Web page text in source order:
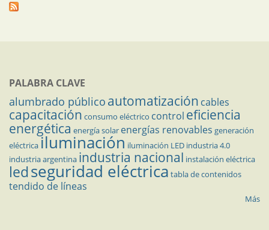
PALABRA CLAVE
alumbrado público automatización cables
capacitación consumo eléctrico control eficiencia
energética energía solar energías renovables generación
eléctricailuminación iluminación LED industria 4.0
industria argentina industria nacional instalación eléctrica
ledseguridad eléctrica tabla de contenidos
tendido de líneas
Más